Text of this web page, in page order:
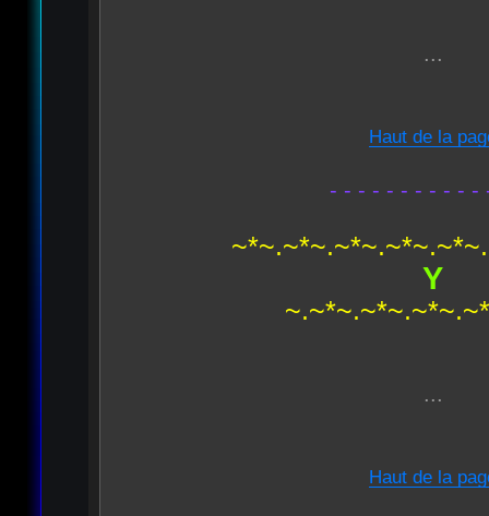
...
Haut de la
- - - - - - - - - - -
Y
...
Haut de la